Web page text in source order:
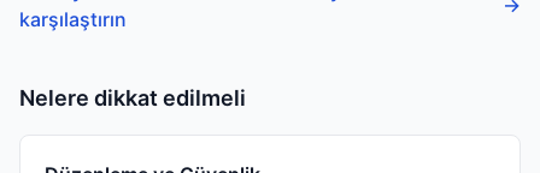
karşılaştırın
→
Nelere dikkat edilmeli